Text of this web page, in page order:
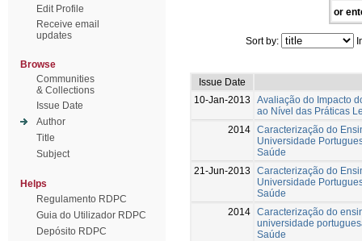
Edit Profile
Receive email
updates
Browse
Communities
& Collections
Issue Date
Author
Title
Subject
Helps
Regulamento RDPC
Guia do Utilizador RDPC
Depósito RDPC
or
Sort by:
Issue Date
10-Jan-2013
Avaliação do Impacto
ao Nível das Práticas
2014 Caracterização do
Universidade
Saúde
21-Jun-2013
Caracterização do
Universidade
Saúde
2014 Caracterização do
universidade
Saúde